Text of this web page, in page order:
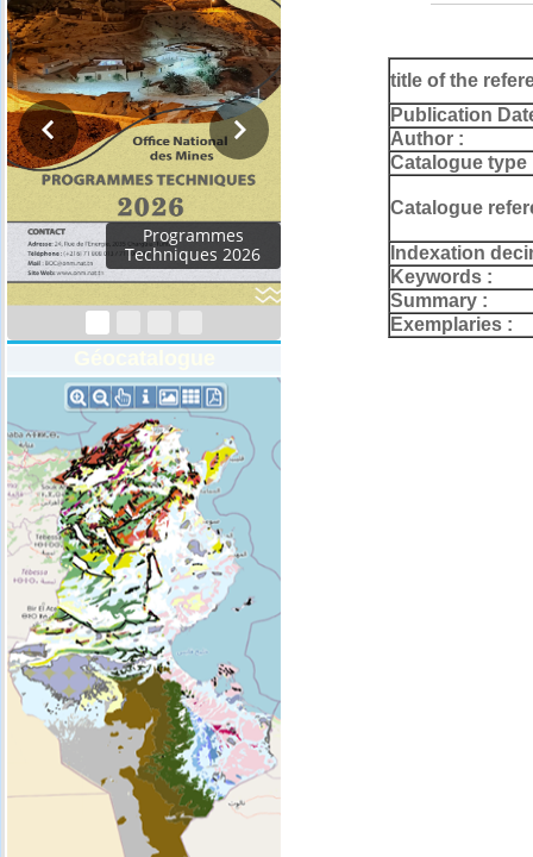
Programmes
Techniques 2026
title of the
Publication
Author :
Catalogue type
Catalogue
Indexation
Keywords :
Summary :
Exemplaries :